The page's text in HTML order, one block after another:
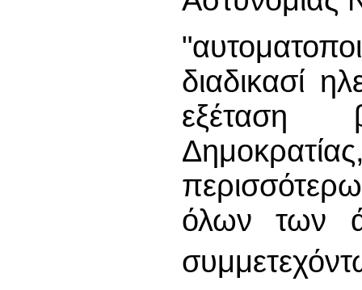
διαδικασί
εξέταση
όλων των